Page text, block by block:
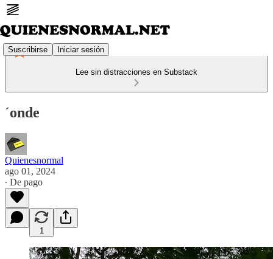
Suscribirse Iniciar sesión
Lee sin distracciones en Substack
´onde
Quienesnormal
ago 01, 2024
∙ De pago
1